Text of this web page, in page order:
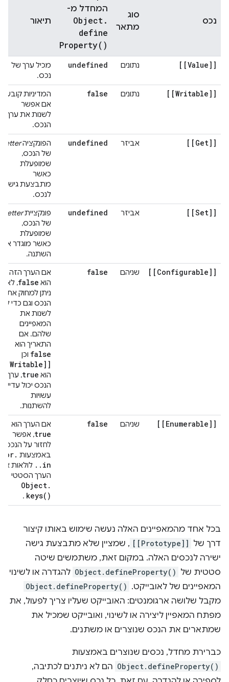
נכס
סוג
מתאר
המחדל מ-
Object.
define
Property()
תיאור
[[Value]] נתונים undefined
מכיל ערך של
נכס.
[[Writable]] נתונים false
המדיניות קובעת
אם אפשר
לשנות את ערך
הנכס.
[[Get]] אביזר undefined הפונקציהgetter
של הנכס,
שמופעלת
כאשר
מתבצעת גישה
לנכס.
[[Set]] אביזר undefined פונקצייתsetter
של הנכס,
שמופעלת
כאשר מוגדר או
השתנה.
[[Configurable]] שניהם false
אם הערך הזה
הוא false, לא
ניתן למחוק את
הנכס וגם כדי לא
לשנות את
המאפיינים
שלהם. אם
התאריך הוא
false וכן
[[Writable]]
הוא true, ערך
הנכס יכול עדיין
עשויות
להשתנות.
[[Enumerable]] שניהם false אם הערך הוא
true, אפשר
לחזור על הנכס
באמצעות
for.
. . in
לולאות או
הערך הסטטי
Object.
keys( )
.
בכל אחד מהמאפיינים האלה נעשה שימוש באותו קיצור
דרך של [[Prototype]] , שמציין שלא מתבצעת גישה
ישירה לנכסים האלה. במקום זאת, משתמשים שיטה
סטטית של Object.defineProperty() להגדרה או לשינוי
המאפיינים של לאובייקט. Object.defineProperty()
מקבל שלושה ארגומנטים: האובייקט שעליו צריך לפעול, את
מפתח המאפיין ליצירה או לשינוי, ואובייקט שמכיל את
שמתארים את הנכס שנוצרים או משתנים.
כברירת מחדל, נכסים שנוצרים באמצעות
Object.defineProperty() הם לא ניתנים לכתיבה,